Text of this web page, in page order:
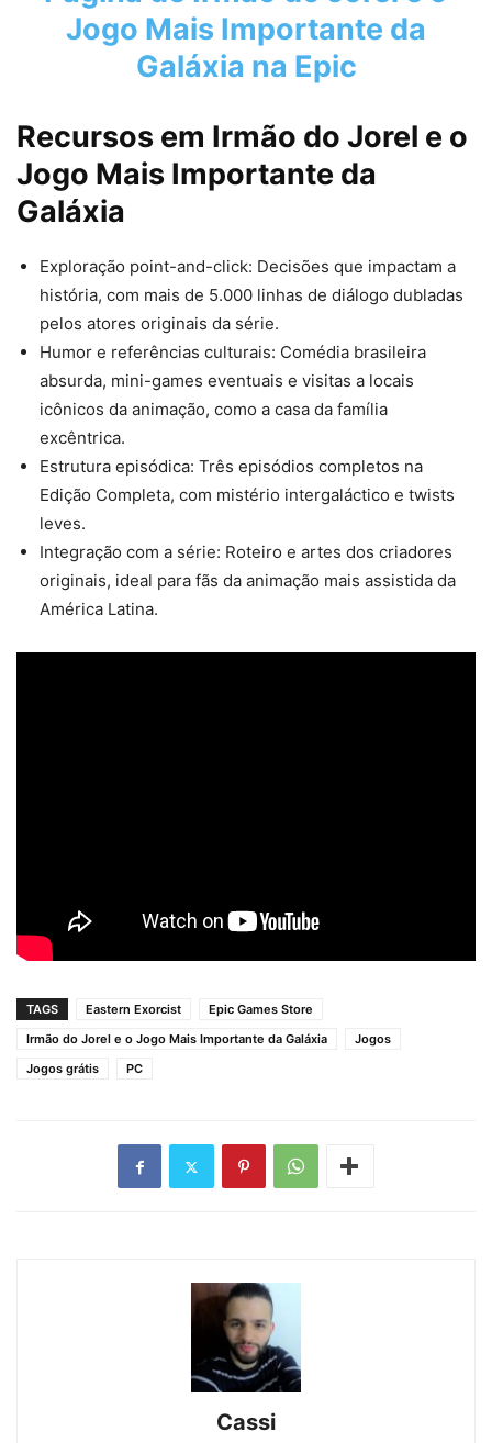
Jogo Mais Importante da
Galáxia na Epic
Recursos em Irmão do Jorel e o
Jogo Mais Importante da
Galáxia
Exploração point-and-click: Decisões que impactam a
história, com mais de 5.000 linhas de diálogo dubladas
pelos atores originais da série.
Humor e referências culturais: Comédia brasileira
absurda, mini-games eventuais e visitas a locais
icônicos da animação, como a casa da família
excêntrica.
Estrutura episódica: Três episódios completos na
Edição Completa, com mistério intergaláctico e twists
leves.
Integração com a série: Roteiro e artes dos criadores
originais, ideal para fãs da animação mais assistida da
América Latina.
TAGS Eastern Exorcist
Epic Games Store
Irmão do Jorel e o Jogo Mais Importante da Galáxia
Jogos
Jogos grátis
PC
Cassi